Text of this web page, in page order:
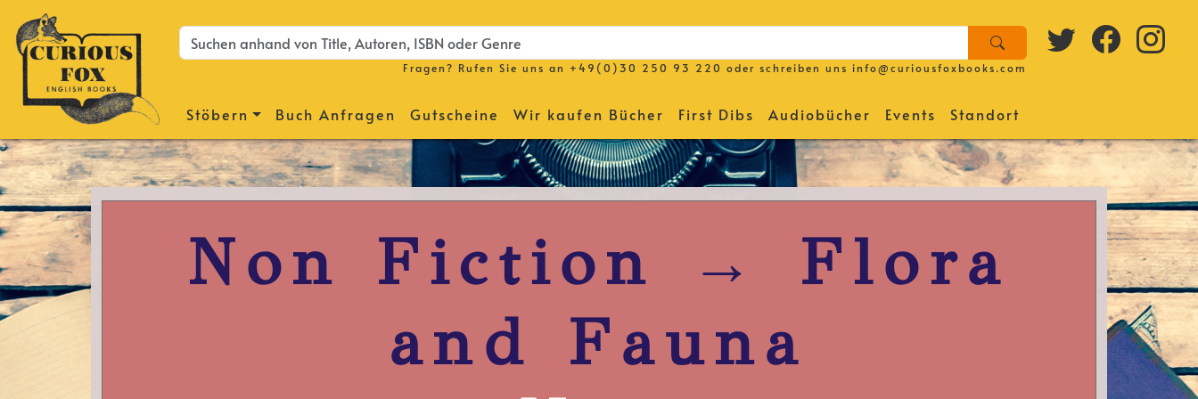
Fragen? Rufen Sie uns an +49(0)30 250 93 220 oder schreiben uns info@curiousfoxbooks.com
Stöbern Buch Anfragen Gutscheine Wir kaufen Bücher First Dibs Audiobücher Events Standort
Non Fiction → Flora
and Fauna